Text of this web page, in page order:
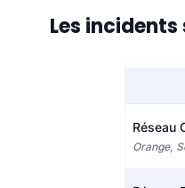
Les
Réseau
Orange,